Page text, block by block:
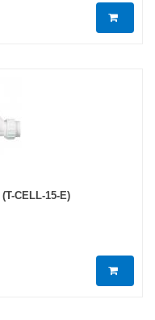
CELL-15-E)